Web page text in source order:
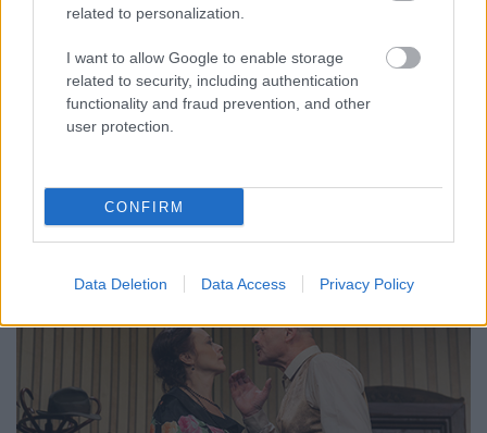
related to personalization.
I want to allow Google to enable storage
related to security, including authentication
functionality and fraud prevention, and other
user protection.
CONFIRM
Data Deletion Data Access Privacy Policy